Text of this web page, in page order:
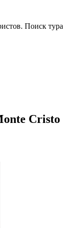
Поиск тура
Cristo